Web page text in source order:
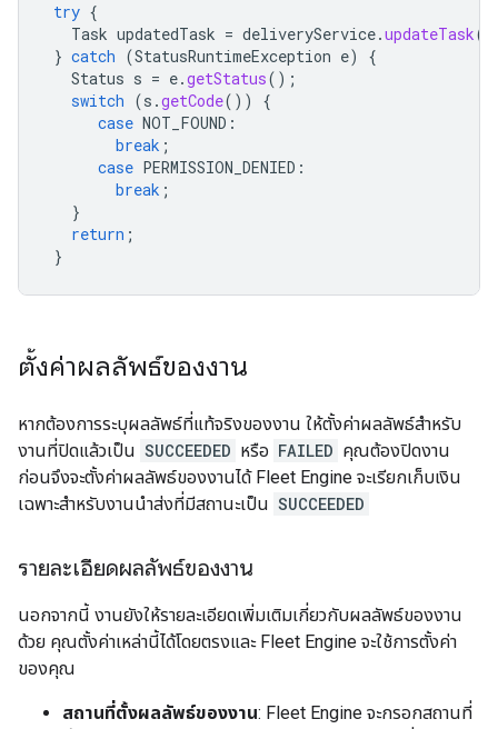
try {
Task updatedTask = deliveryService.updateTask(
} catch (StatusRuntimeException e)
{
Status s = e.getStatus();
switch (s .getCode())
{
case NOT_FOUND :
break ;
case PERMISSION_DENIED :
break ;
}
return ;
}
ตั้งค่าผลลัพธ์ของงาน
หากต้องการระบุผลลัพธ์ที่แท้จริงของงาน ให้ตั้งค่าผลลัพธ์สำหรับ
งานที่ปิดแล้วเป็น SUCCEEDED หรือ FAILED คุณต้องปิดงาน
ก่อนจึงจะตั้งค่าผลลัพธ์ของงานได้ Fleet Engine จะเรียกเก็บเงิน
เฉพาะสำหรับงานนำส่งที่มีสถานะเป็น SUCCEEDED
รายละเอียดผลลัพธ์ของงาน
นอกจากนี้ งานยังให้รายละเอียดเพิ่มเติมเกี่ยวกับผลลัพธ์ของงาน
ด้วย คุณตั้งค่าเหล่านี้ได้โดยตรงและ Fleet Engine จะใช้การตั้งค่า
ของคุณ
สถานที่ตั้งผลลัพธ์ของงาน: Fleet Engine จะกรอกสถานที่